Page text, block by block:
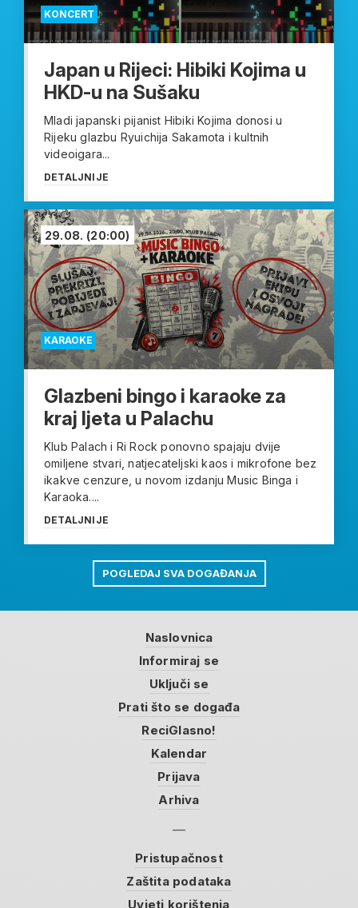
KONCERT
Japan u Rijeci: Hibiki Kojima u
HKD-u na Sušaku
Mladi japanski pijanist Hibiki Kojima donosi u
Rijeku glazbu Ryuichija Sakamota i kultnih
videoigara...
DETALJNIJE
KARAOKE
29.08. (20:00)
Glazbeni bingo i karaoke za
kraj ljeta u Palachu
Klub Palach i Ri Rock ponovno spajaju dvije
omiljene stvari, natjecateljski kaos i mikrofone bez
ikakve cenzure, u novom izdanju Music Binga i
Karaoka....
DETALJNIJE
POGLEDAJ SVA DOGAĐANJA
Naslovnica
Informiraj se
Uključi se
Prati što se događa
ReciGlasno!
Kalendar
Prijava
Arhiva
Pristupačnost
Zaštita podataka
Uvjeti korištenja